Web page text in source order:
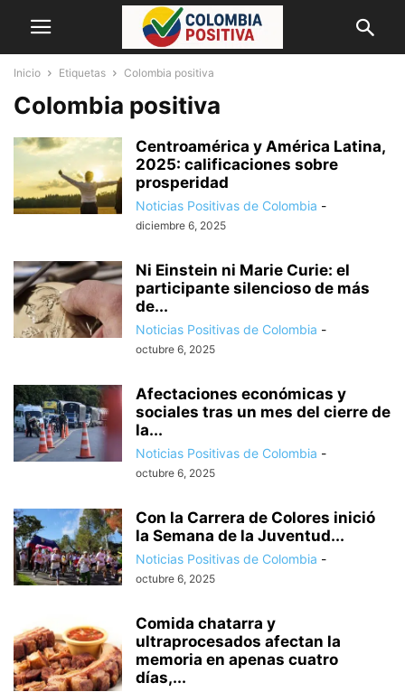
Inicio Etiquetas Colombia positiva
Colombia positiva
Centroamérica y América Latina,
2025: calificaciones sobre
prosperidad
Noticias Positivas de Colombia -
diciembre 6, 2025
Ni Einstein ni Marie Curie: el
participante silencioso de más
de...
Noticias Positivas de Colombia -
octubre 6, 2025
Afectaciones económicas y
sociales tras un mes del cierre de
la...
Noticias Positivas de Colombia -
octubre 6, 2025
Con la Carrera de Colores inició
la Semana de la Juventud...
Noticias Positivas de Colombia -
octubre 6, 2025
Comida chatarra y
ultraprocesados afectan la
memoria en apenas cuatro
días,...